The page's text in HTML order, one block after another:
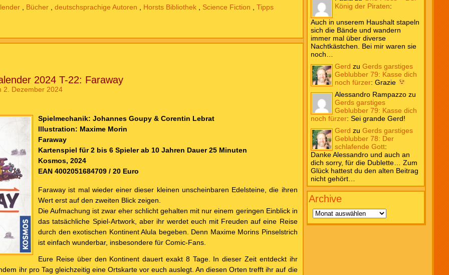
, Bücher ,deutschsprachige Autoren , Horsts Bibliothek , Science Fiction ,Tipps
2024 T-22: Faraway
2. Dezember 2024
Spielmechanik: Johannes Goupy & Corentin Lebrat
Illustration: Maxime Morin
Faraway
Kartenspiel für 2 bis 6 Spieler ab 10 Jahren Dauer 25 Minuten
Kosmos, 2024
EAN 4002051684709 / 20 Euro
Faraway ist mal wieder einer dieser kleinen unscheinbaren Edelsteine, die ihren
Wert erst auf den zweiten Blick zeigen.
Die Aufmachung ist zwar eher schlicht gehalten mit nur einem geringen Einblick in
das tatsächliche Spiel-Artwork, aber ihr werdet euch mit Freuden auf eine Reise
durch den exotischen Kontinent Alula begeben. Denn Maxime Morins Pinselstrich
ist einfach wunderbar, insbesondere für Comic-Fans.
Eure Reise über den Kontinent dauert exakt 8 Tage. In dieser Zeit entdeckt ihr
ihr pro Tag gleichzeitig eine Ortskarte vor euch auslegt. An diesen Orten trefft ihr auf die
König der Piraten:
Auch in unserem Haushalt stapeln
sich die Bände und wandern
immer mal über diverse
Nachtkästchen. Bei mir waren sie
noch…
Gerd zuGerds garstiges
Geblubber 79: Kasse dich
noch fürzer:Grazie
Alessandro Rampazzo zu
Gerds garstiges
Geblubber 79: Kasse dich
noch fürzer:Sei grande Gerd!
Gerd zuGerds garstiges
Geblubber 78: Der
schlafende Gott:
Danke Alessandro und auch an
dich sorry, für die Dublette… Zum
Glück hattest du den alten Beitrag
nicht gehört…
Archive